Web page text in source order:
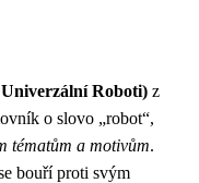
Roboti) z
o slovo „robot“,
tématům a motivům.
bouří proti svým